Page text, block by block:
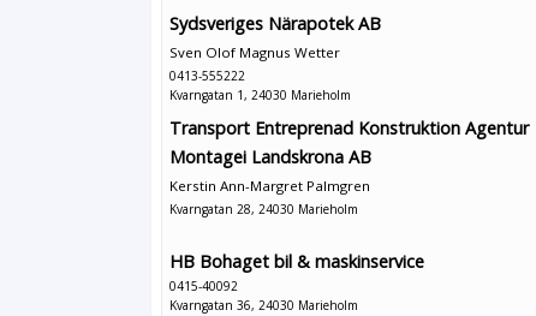
Sydsveriges Närapotek AB
Sven Olof Magnus Wetter
0413-555222
Kvarngatan 1, 24030 Marieholm
Transport Entreprenad Konstruktion Agentur
Montagei Landskrona AB
Kerstin Ann-Margret Palmgren
Kvarngatan 28, 24030 Marieholm
HB Bohaget bil & maskinservice
0415-40092
Kvarngatan 36, 24030 Marieholm